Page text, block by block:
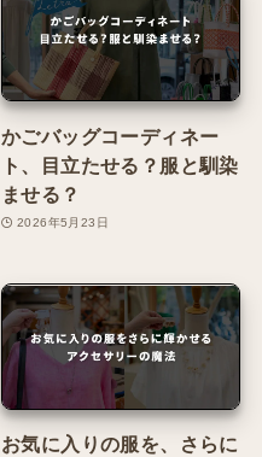
かごバッグコーディネー
ト、目立たせる？服と馴染
ませる？
2026年5月23日
お気に入りの服を、さらに